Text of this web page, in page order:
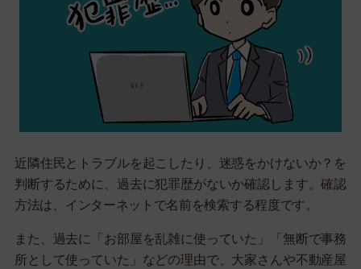
近隣住民とトラブルを起こしたり、迷惑をかけないか？を
判断するために、過去に犯罪歴がないか確認します。確認
方法は、インターネットで名前を検索する程度です。
また、過去に「お部屋を乱雑に使っていた」「無断で事務
所として使っていた」などの理由で、大家さんや不動産屋